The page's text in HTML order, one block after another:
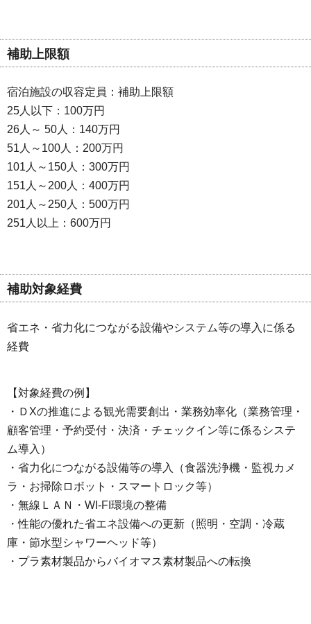
補助上限額
宿泊施設の収容定員：補助上限額
25人以下：100万円
26人～ 50人：140万円
51人～100人：200万円
101人～150人：300万円
151人～200人：400万円
201人～250人：500万円
251人以上：600万円
補助対象経費
省エネ・省力化につながる設備やシステム等の導入に係る
経費
【対象経費の例】
・ＤXの推進による観光需要創出・業務効率化（業務管理・
顧客管理・予約受付・決済・チェックイン等に係るシステ
ム導入）
・省力化につながる設備等の導入（食器洗浄機・監視カメ
ラ・お掃除ロボット・スマートロック等）
・無線ＬＡＮ・WI-FI環境の整備
・性能の優れた省エネ設備への更新（照明・空調・冷蔵
庫・節水型シャワーヘッド等）
・プラ素材製品からバイオマス素材製品への転換